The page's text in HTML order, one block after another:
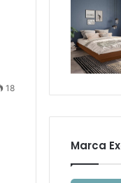
18
Marca